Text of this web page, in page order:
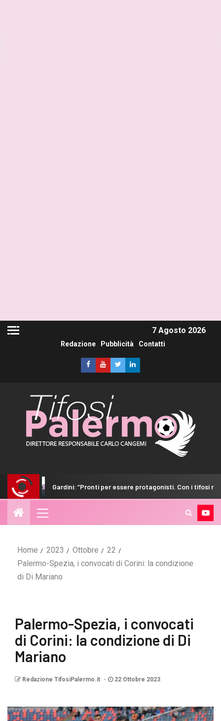
7 Agosto 2026
Redazione Pubblicità Contatti
“Pronti per essere protagonisti. Con i tifosi nulla è impossibile”
Home 2023 Ottobre
22
Palermo-Spezia, i convocati di Corini: la condizione
di Di Mariano
Palermo-Spezia, i convocati
di Corini: la condizione di Di
Mariano
Redazione TifosiPalermo.it 22 Ottobre 2023